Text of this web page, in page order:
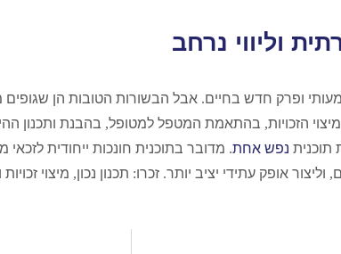
וליווי נרחב
ופרק חדש בחיים. אבל הבשורות הטובות הן שגופים
הזכויות, בהתאמת המטפל למטופל, בהבנת ותכנון
תוכנית נפש אחת. מדובר בתוכנית חונכות ייחודית לזכאי
, וליצור אופק עתידי יציב יותר. זכרו: תכנון נכון, מיצוי